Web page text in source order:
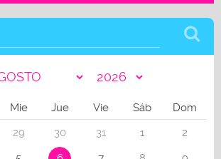
Mie Jue Vie Sáb
Dom
29 30 31 1
2